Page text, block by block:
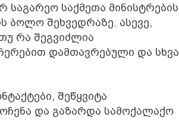
საგარეო საქმეთა მინისტრების
ბოლო შეხვედრაზე. ასევე,
რა შეგვიძლია
დამთავრებული და სხვა
შეწყვიტა
და გაზარდა სამოქალაქო